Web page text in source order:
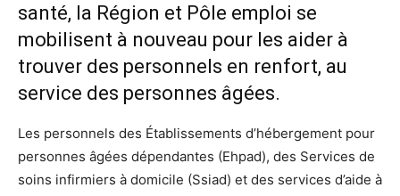
santé, la Région et Pôle emploi se
mobilisent à nouveau pour les aider à
trouver des personnels en renfort, au
service des personnes âgées.
Les personnels des Établissements d’hébergement pour
personnes âgées dépendantes (Ehpad), des Services de
soins infirmiers à domicile (Ssiad) et des services d’aide à